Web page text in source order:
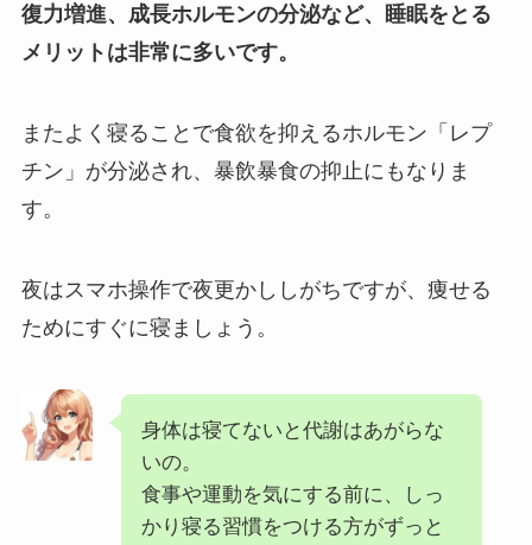
復力増進、成長ホルモンの分泌など、睡眠をとる
メリットは非常に多いです。
またよく寝ることで食欲を抑えるホルモン「レプ
チン」が分泌され、暴飲暴食の抑止にもなりま
す。
夜はスマホ操作で夜更かししがちですが、痩せる
ためにすぐに寝ましょう。
身体は寝てないと代謝はあがらな
いの。
食事や運動を気にする前に、しっ
かり寝る習慣をつける方がずっと